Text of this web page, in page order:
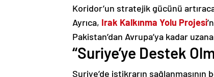
Koridor’un stratejik gücünü
Ayrıca, Irak Kalkınma Yolu Projesi
Pakistan’dan Avrupa’ya kadar
“Suriye’ye Destek
Suriye’de istikrarın